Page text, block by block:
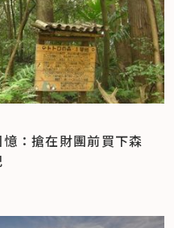
：搶在財團前買下森